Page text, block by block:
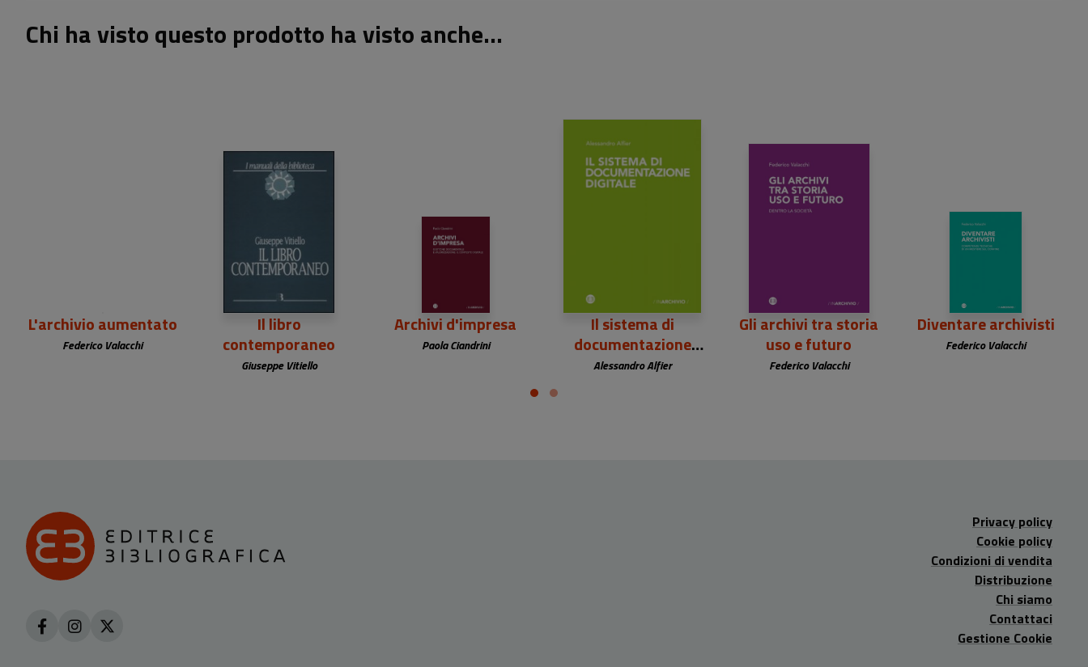
Chi ha visto questo prodotto ha visto anche...
L'archivio aumentato
Federico Valacchi
Il libro
contemporaneo
Giuseppe Vitiello
Archivi d'impresa
Paola Ciandrini
Il sistema di
documentazione
digitale
Alessandro Alfier
24,00 €
Gli archivi tra storia
uso e futuro
Federico Valacchi
24,00 €
Diventare archivisti
Federico Valacchi
Privacy policy
Cookie policy
Condizioni di vendita
Distribuzione
Chi siamo
Contattaci
Gestione Cookie